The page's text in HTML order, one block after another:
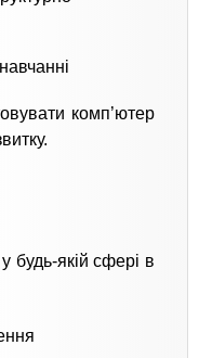
комп’ютер
будь-якій сфері в